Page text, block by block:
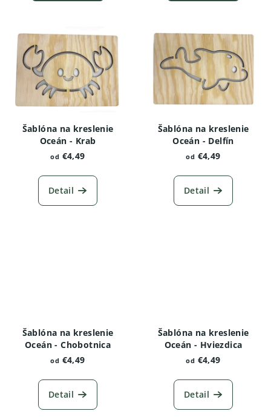
Šablóna na kreslenie
Oceán - Krab
od €4,49
Detail
Šablóna na kreslenie
Oceán - Delfín
od €4,49
Detail
Šablóna na kreslenie
Oceán - Chobotnica
od €4,49
Detail
Šablóna na kreslenie
Oceán - Hviezdica
od €4,49
Detail